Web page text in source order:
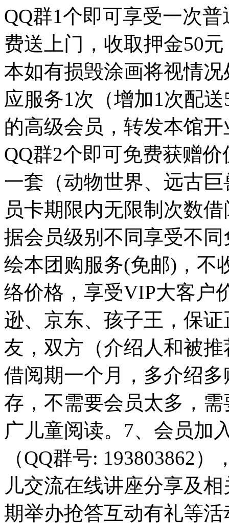
QQ群1个即可享受一次
费送上门，收取押金50
本如有损毁涂画将视情
应服务1次（增加1次配
的高级会员，转发本馆
QQ群2个即可免费获赠
一套（动物世界、远古
员卡期限内无限制次数
据会员级别不同享受不
绘本团购服务(免邮)，不
络价格，享受VIP大客
逊、京东、孩子王，保
友，双方（介绍人和被
借阅期一个月，多介绍
存，不需要会员太多，
广儿童阅读。7、会员加
（QQ群号: 193803862
儿交流在线讲座分享及
期举办抢答互动有礼等